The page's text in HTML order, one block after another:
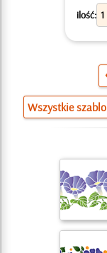
ilość:
Wszystkie